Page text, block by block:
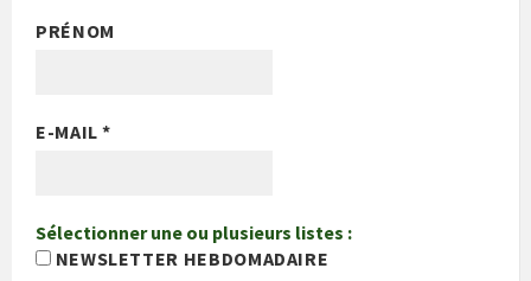
PRÉNOM
E-MAIL*
Sélectionner une ou plusieurs listes :
NEWSLETTER HEBDOMADAIRE